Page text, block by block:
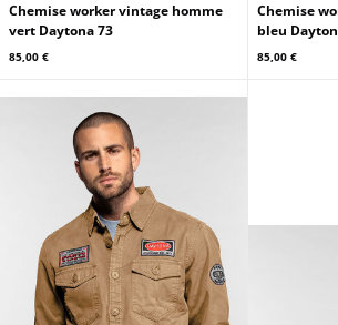
Chemise worker vintage homme
vert Daytona 73
85,00 €
Chemise worker vintage homme
bleu
85,00 €